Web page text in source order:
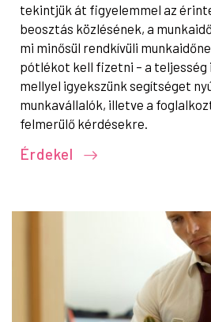
tekintjük át figyelemmel az
beosztás közlésének, a
mi minősül rendkívüli
pótlékot kell fizetni – a teljesség
mellyel igyekszünk segítséget
munkavállalók, illetve a
felmerülő kérdésekre.
Érdekel